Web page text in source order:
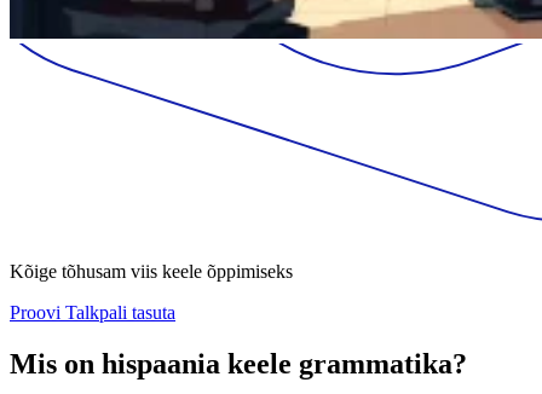
Kõige tõhusam viis keele õppimiseks
Proovi Talkpali tasuta
Mis on hispaania keele grammatika?